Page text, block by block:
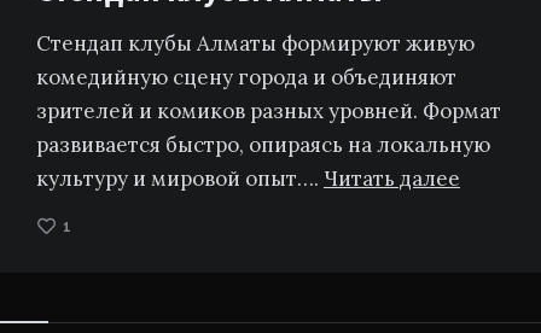
Стендап клубы Алматы формируют живую
комедийную сцену города и объединяют
зрителей и комиков разных уровней. Формат
развивается быстро, опираясь на локальную
культуру и мировой опыт…. Читать далее
1